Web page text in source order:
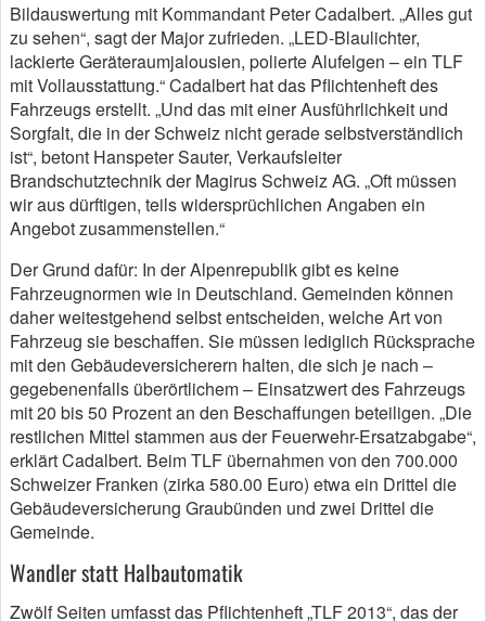
Bildauswertung mit Kommandant Peter Cadalbert. „Alles gut
zu sehen“, sagt der Major zufrieden. „LED-Blaulichter,
lackierte Geräteraumjalousien, polierte Alufelgen – ein TLF
mit Vollausstattung.“ Cadalbert hat das Pflichtenheft des
Fahrzeugs erstellt. „Und das mit einer Ausführlichkeit und
Sorgfalt, die in der Schweiz nicht gerade selbstverständlich
ist“, betont Hanspeter Sauter, Verkaufsleiter
Brandschutztechnik der Magirus Schweiz AG. „Oft müssen
wir aus dürftigen, teils widersprüchlichen Angaben ein
Angebot zusammenstellen.“
Der Grund dafür: In der Alpenrepublik gibt es keine
Fahrzeugnormen wie in Deutschland. Gemeinden können
daher weitestgehend selbst entscheiden, welche Art von
Fahrzeug sie beschaffen. Sie müssen lediglich Rücksprache
mit den Gebäudeversicherern halten, die sich je nach –
gegebenenfalls überörtlichem – Einsatzwert des Fahrzeugs
mit 20 bis 50 Prozent an den Beschaffungen beteiligen. „Die
restlichen Mittel stammen aus der Feuerwehr-Ersatzabgabe“,
erklärt Cadalbert. Beim TLF übernahmen von den 700.000
Schweizer Franken (zirka 580.00 Euro) etwa ein Drittel die
Gebäudeversicherung Graubünden und zwei Drittel die
Gemeinde.
Wandler statt Halbautomatik
Zwölf Seiten umfasst das Pflichtenheft „TLF 2013“, das der